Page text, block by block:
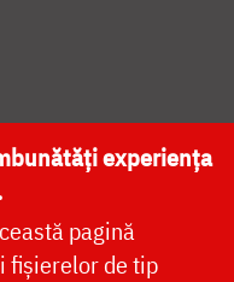
NAȚIONALĂ
experiența
pagină
fișierelor de tip